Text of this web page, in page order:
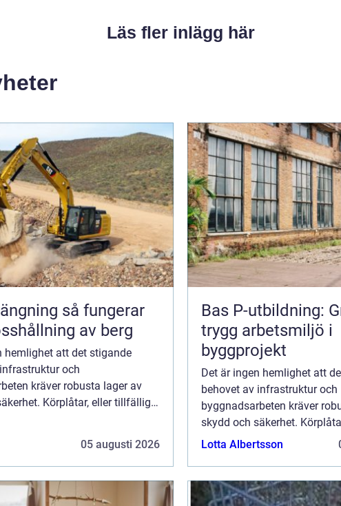
Läs fler inlägg här
så fungerar
av berg
hemlighet att det stigande
och
kräver robusta lager av
Körplåtar, eller tillfälliga
05 augusti 2026
Bas P-utbildning:
trygg arbetsmiljö i
byggprojekt
Det är ingen hemlighet att
behovet av infrastruktur och
byggnadsarbeten kräver
skydd och säkerhet.
vägplattor som de också
Lotta Albertsson